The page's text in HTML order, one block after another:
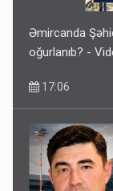
Əmircanda
oğurlanıb? -
17:06